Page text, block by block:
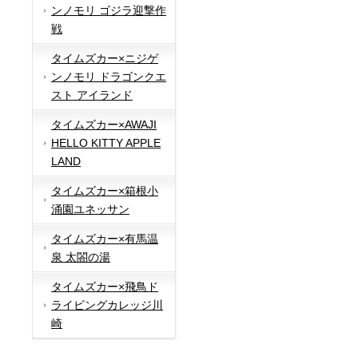
ンノモリ ゴジラ迎撃作
戦
タイムズカー×ニジゲ
ンノモリ ドラゴンクエ
スト アイランド
タイムズカー×AWAJI
HELLO KITTY APPLE
LAND
タイムズカー×箱根小
涌園ユネッサン
タイムズカー×有馬温
泉 太閤の湯
タイムズカー×飛鳥ド
ライビングカレッジ川
崎